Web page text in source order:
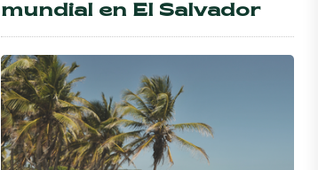
mundial en El Salvador